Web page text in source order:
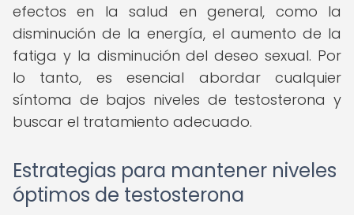
efectos en la salud en general, como la
disminución de la energía, el aumento de la
fatiga y la disminución del deseo sexual. Por
lo tanto, es esencial abordar cualquier
síntoma de bajos niveles de testosterona y
buscar el tratamiento adecuado.
Estrategias para mantener niveles
óptimos de testosterona